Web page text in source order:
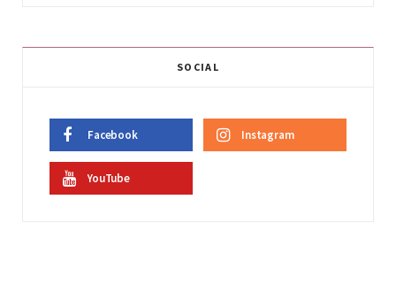
SOCIAL
Facebook Instagram
YouTube